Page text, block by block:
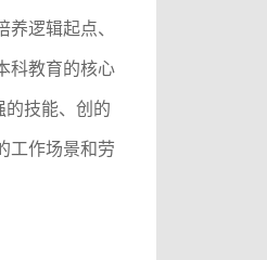
逻辑起点、
科教育的核心
的技能、创的
工作场景和劳